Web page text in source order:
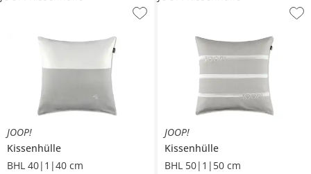
JOOP!
Kissenhülle
BHL 40|1|40 cm
JOOP!
Kissenhülle
BHL 50|1|50 cm